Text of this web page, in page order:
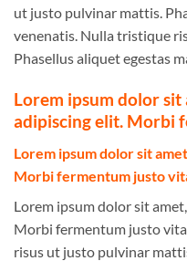
ut justo pulvinar mattis.
venenatis. Nulla tristique
Phasellus aliquet egestas
Lorem ipsum dolor
adipiscing elit. Morbi
Lorem ipsum dolor sit
Morbi fermentum justo
Lorem ipsum dolor sit
Morbi fermentum justo
risus ut justo pulvinar